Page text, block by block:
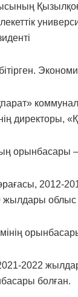
директоры,
орынбасары –
2012-
облыс
2022
болған.